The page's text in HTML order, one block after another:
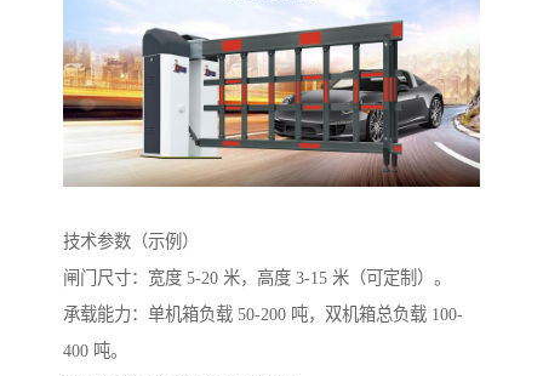
技术参数（示例）
闸门尺寸：宽度 5-20 米，高度 3-15 米（可定制）。
承载能力：单机箱负载 50-200 吨，双机箱总负载 100-
400 吨。